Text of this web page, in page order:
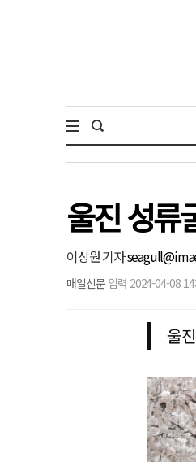
울진 성류
이상원 기자
매일신문 입력 2024-04-08
울